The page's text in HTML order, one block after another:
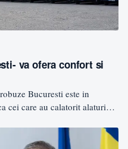
va ofera confort si
Bucuresti este in
cei care au calatorit alaturi…